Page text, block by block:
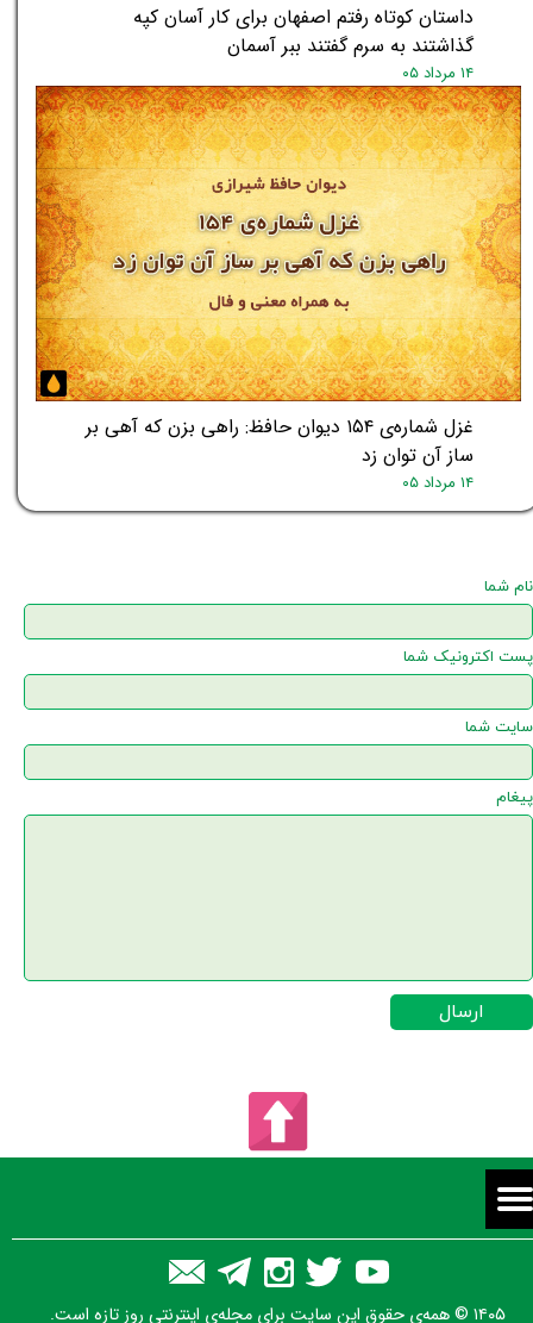
داستان کوتاه رفتم اصفهان برای کار آسان کپه
گذاشتند به سرم گفتند ببر آسمان
۱۴ مرداد ۰۵
غزل شماره‌ی ۱۵۴ دیوان حافظ: راهی بزن که آهی بر
ساز آن توان زد
۱۴ مرداد ۰۵
نام شما
پست اکترونیک شما
سایت شما
پیغام
ارسال
۱۴۰۵ © همه‌ی حقوق این سایت برای مجله‌ی اینترنتی روز تازه است.